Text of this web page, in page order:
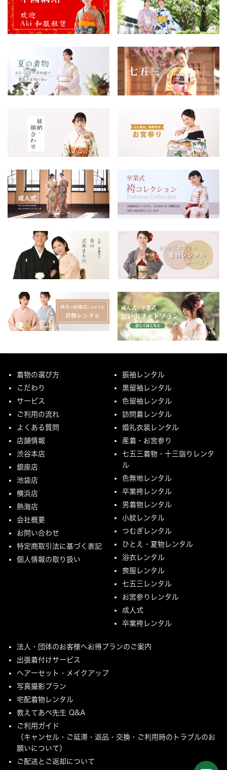
着物の選び方
こだわり
サービス
ご利用の流れ
よくある質問
店舗情報
渋谷本店
銀座店
池袋店
横浜店
熱海店
会社概要
お問い合わせ
特定商取引法に基づく表記
個人情報の取り扱い
振袖レンタル
黒留袖レンタル
色留袖レンタル
訪問着レンタル
婚礼衣装レンタル
産着・お宮参り
七五三着物・十三詣りレンタ
ル
色無地レンタル
卒業袴レンタル
男着物レンタル
小紋レンタル
つむぎレンタル
ひとえ・夏物レンタル
浴衣レンタル
喪服レンタル
七五三レンタル
お宮参りレンタル
成人式
卒業袴レンタル
法人・団体のお客様へお得プランのご案内
出張着付けサービス
ヘアーセット・メイクアップ
写真撮影プラン
宅配着物レンタル
教えてあべ先生 Q&A
ご利用ガイド
（キャンセル・ご延滞・返品・交換・ご利用時のトラブルのお
願いについて）
ご配送とご返却について